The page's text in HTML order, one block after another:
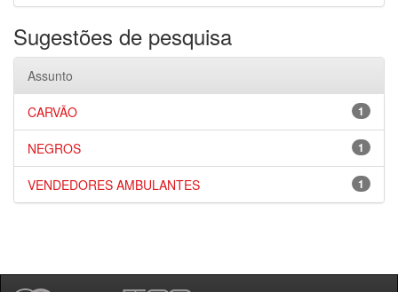
Sugestões de pesquisa
Assunto
1
CARVÃO
1
NEGROS
1
VENDEDORES AMBULANTES